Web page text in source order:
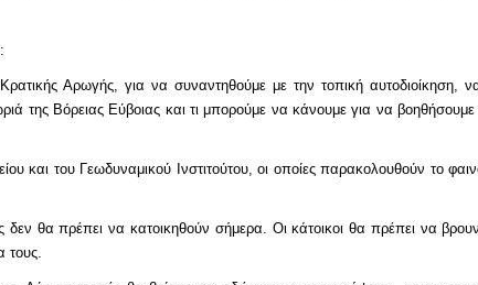
Αρωγής, για να συναντηθούμε με την τοπική αυτοδιοίκηση,
της Βόρειας Εύβοιας και τι μπορούμε να κάνουμε για να
και του Γεωδυναμικού Ινστιτούτου, οι οποίες παρακολουθούν το
δεν θα πρέπει να κατοικηθούν σήμερα. Οι κάτοικοι θα πρέπει να
τους.